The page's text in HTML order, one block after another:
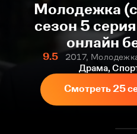
Молодежка
сезон 5
онлайн
9.5
2017,
Драма,
Смотреть 25